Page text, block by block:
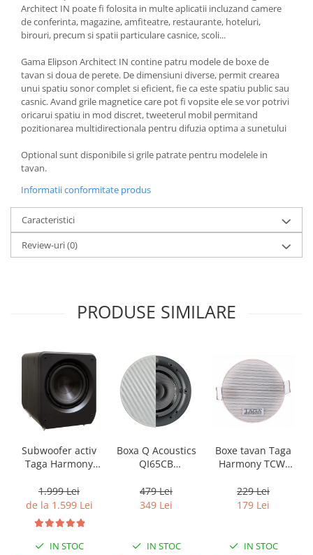
Architect IN poate fi folosita in multe aplicatii incluzand camere
de conferinta, magazine, amfiteatre, restaurante, hoteluri,
birouri, precum si spatii particulare casnice, scoli...
Gama Elipson Architect IN contine patru modele de boxe de
tavan si doua de perete. De dimensiuni diverse, permit crearea
unui spatiu sonor complet si eficient, fie ca este spatiu public sau
casnic. Avand grile magnetice care pot fi vopsite ele se vor potrivi
oricarui spatiu in mod discret, tweeterul mobil permitand
pozitionarea multidirectionala pentru difuzia optima a sunetului
Optional sunt disponibile si grile patrate pentru modelele in
tavan.
Informatii conformitate produs
Caracteristici
Review-uri(0)
PRODUSE SIMILARE
Subwoofer activ
Taga Harmony
v3
1.999 Lei
de la 1.599 Lei
IN STOC
Boxa Q Acoustics
QI65CB
Ceiling (1 buc)
479 Lei
349 Lei
IN STOC
Boxe tavan Taga
Harmony TCW-
229 Lei
179 Lei
IN STOC